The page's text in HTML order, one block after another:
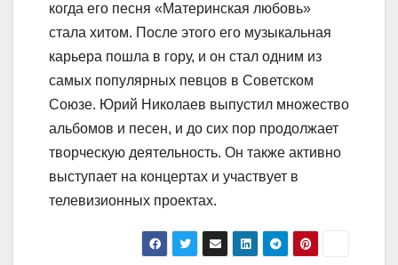
когда его песня «Материнская любовь»
стала хитом. После этого его музыкальная
карьера пошла в гору, и он стал одним из
самых популярных певцов в Советском
Союзе. Юрий Николаев выпустил множество
альбомов и песен, и до сих пор продолжает
творческую деятельность. Он также активно
выступает на концертах и участвует в
телевизионных проектах.